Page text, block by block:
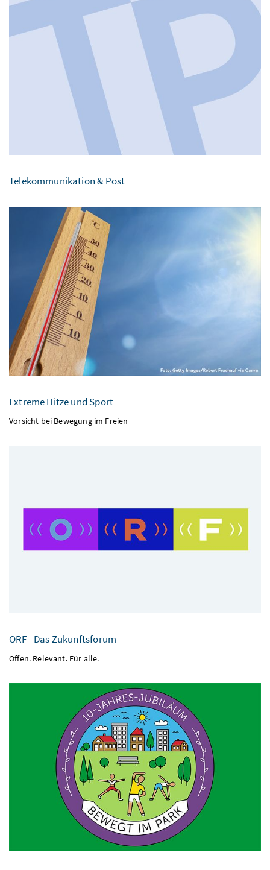
Telekommunikation & Post
Extreme Hitze und Sport
Vorsicht bei Bewegung im Freien
ORF - Das Zukunftsforum
Offen. Relevant. Für alle.